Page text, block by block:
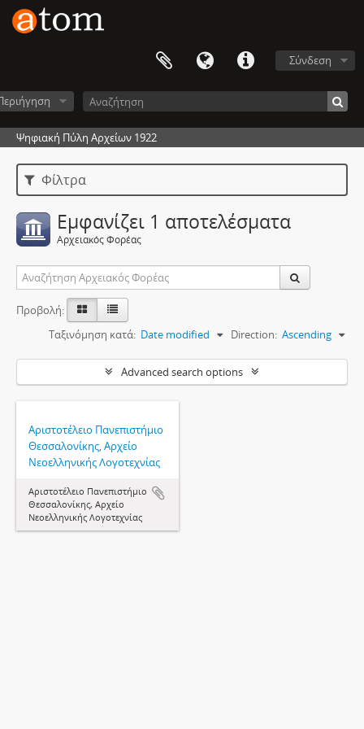
Σύνδεση
Ψηφιακή Πύλη Αρχείων 1922
Φίλτρα
Εμφανίζει 1 αποτελέσματα
Αρχειακός Φορέας
Προβολή:
Ταξινόμηση κατά: Date modified Direction: Ascending
Advanced search options
Αριστοτέλειο Πανεπιστήμιο
Θεσσαλονίκης, Αρχείο
Νεοελληνικής Λογοτεχνίας
Αριστοτέλειο Πανεπιστήμιο
Θεσσαλονίκης, Αρχείο
Νεοελληνικής Λογοτεχνίας